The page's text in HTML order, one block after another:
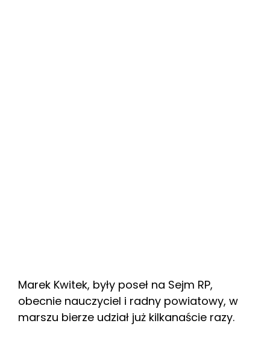
Marek Kwitek, były poseł na Sejm RP,
obecnie nauczyciel i radny powiatowy, w
marszu bierze udział już kilkanaście razy.